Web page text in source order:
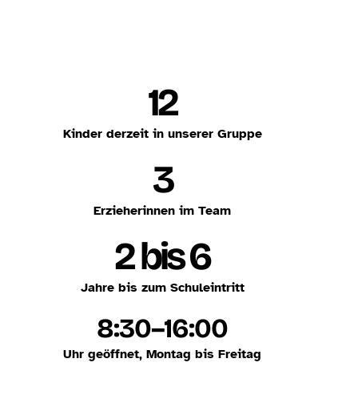
12
Kinder derzeit in unserer Gruppe
3
Erzieherinnen im Team
2 bis 6
Jahre bis zum Schuleintritt
8:30–16:00
Uhr geöffnet, Montag bis Freitag